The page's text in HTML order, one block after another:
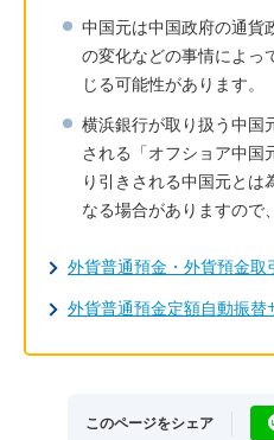
中国元は中国政府の通貨
の変化などの事情によっ
じる可能性があります。
横浜銀行が取り扱う中国
される「オフショア中国
り引きされる中国元とは
なる場合がありますので
外貨普通預金・外貨預金取
外貨普通預金定額自動振替
このページをシェア